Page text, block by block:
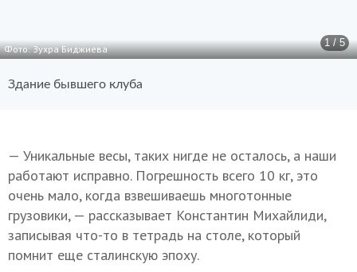
1 / 5
Фото: Зухра Биджиева
Здание бывшего клуба
— Уникальные весы, таких нигде не осталось, а наши
работают исправно. Погрешность всего 10 кг, это
очень мало, когда взвешиваешь многотонные
грузовики, — рассказывает Константин Михайлиди,
записывая что-то в тетрадь на столе, который
помнит еще сталинскую эпоху.